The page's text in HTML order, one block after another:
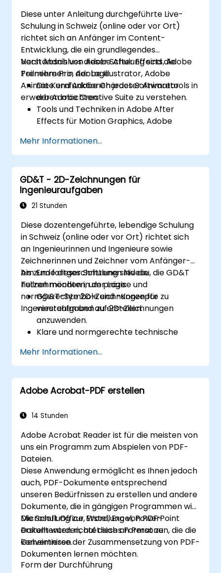
integrieren.
Animationen für Web, Video und mobile
Plattformen zu exportieren.
Diese unter Anleitung durchgeführte Live-
Schulung in Schweiz (online oder vor Ort)
richtet sich an Anfänger im Content-
Entwicklung, die ein grundlegendes
Verständnis von Adobe After Effects, Adobe
Premiere Pro, Adobe Illustrator, Adobe
Animate und Adobe Character Animator
erwerben möchten.
Nach Abschluss dieser Schulung sind die
Teilnehmer in der Lage:
Die Kernfunktionen jedes Softwaretools in
der Adobe Creative Suite zu verstehen.
Tools und Techniken in Adobe After
Effects für Motion Graphics, Adobe
Adobe Illustrator für Grafikdesign, Adobe
Animate für Animationen und Adobe
Character Animator für Zeichentrick-
Animationen anzuwenden.
Ihre kreativen Design- und
Produktionsfähigkeiten zu verbessern,
Entwicklung hochwertiger digitaler
Inhalte ermöglicht wird.
Mehr Informationen...
GD&T - 2D-Zeichnungen für
Ingenieuraufgaben
21 Stunden
Diese dozentengeführte, lebendige Schulung
in Schweiz (online oder vor Ort) richtet sich
an Ingenieurinnen und Ingenieure sowie
Zeichnerinnen und Zeichner vom Anfänger-
bis zum fortgeschrittenen Niveau, die GD&T
nutzen möchten, um präzise und
normgerechte 2D-Zeichnungen für
Ingenieuraufgaben zu erstellen.
Am Ende dieser Schulung sind die
Teilnehmenden in der Lage:
GD&T-Symbole und -Konzepte zu
verstehen und auf 2D-Zeichnungen
anzuwenden.
Klare und normgerechte technische
erstellen.
Feedback basierend auf GD&T-
Bemerkungen zu interpretieren und
umzusetzen.
standardisierter GD&T-Notationen
Mehr Informationen...
Adobe Acrobat-PDF erstellen
14 Stunden
Adobe Acrobat Reader ist für die meisten von
uns ein Programm zum Abspielen von PDF-
Dateien.
Diese Anwendung ermöglicht es Ihnen jedoch
auch, PDF-Dokumente entsprechend
unseren Bedürfnissen zu erstellen und andere
Dokumente, die in gängigen Programmen wie
Microsoft Office, Word, Excel, PowerPoint
erstellt wurden, auf dieses Format zu
konvertieren.
Die Schulung zur Erstellung von PDF-
Dokumenten richtet sich an Personen, die die
Geheimnisse der Zusammensetzung von PDF-
Dokumenten lernen möchten.
Form der Durchführung